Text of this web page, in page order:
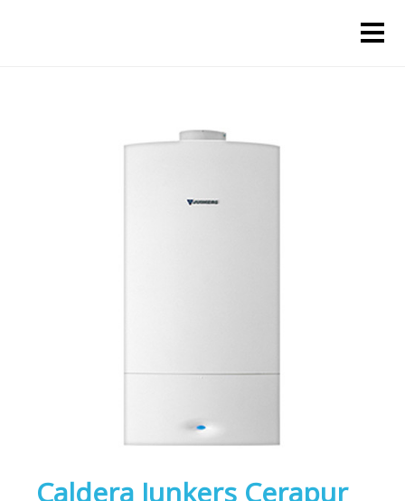
Caldera Junkers Cerapur